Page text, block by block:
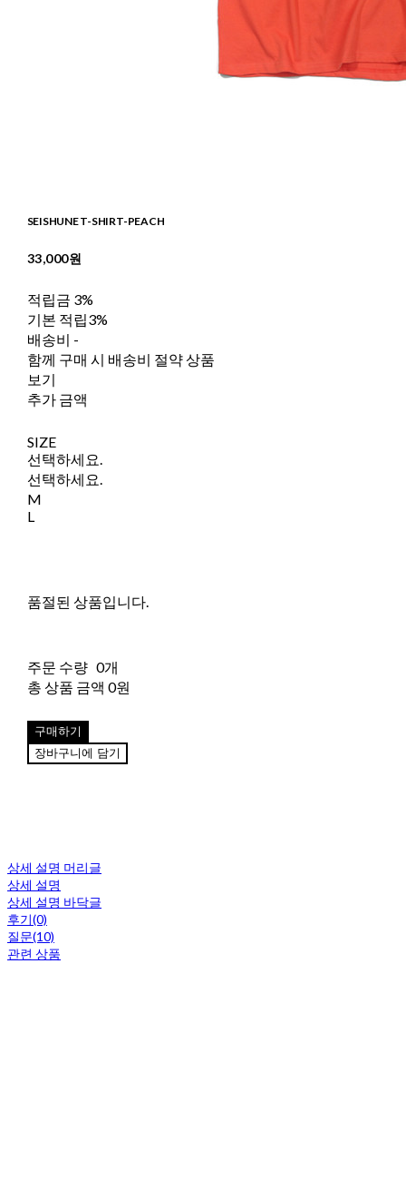
SEISHUNE T-SHIRT-PEACH
33,000원
적립금 3%
기본 적립3%
배송비 -
함께 구매 시 배송비 절약 상품
보기
추가 금액
SIZE
선택하세요.
선택하세요.
M
L
품절된 상품입니다.
주문 수량 0개
총 상품 금액 0원
구매하기
장바구니에 담기
상세 설명 머리글
상세 설명
상세 설명 바닥글
후기(0)
질문(10)
관련 상품